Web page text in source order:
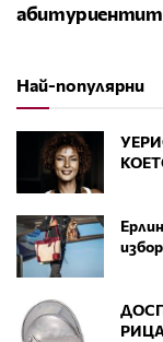
Най-популярни
избор